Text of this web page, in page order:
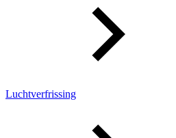
Luchtverfrissing